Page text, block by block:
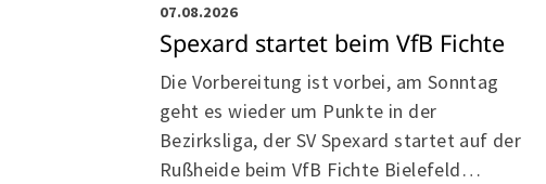
07.08.2026
Spexard startet beim VfB Fichte
Die Vorbereitung ist vorbei, am Sonntag
geht es wieder um Punkte in der
Bezirksliga, der SV Spexard startet auf der
Rußheide beim VfB Fichte Bielefeld…